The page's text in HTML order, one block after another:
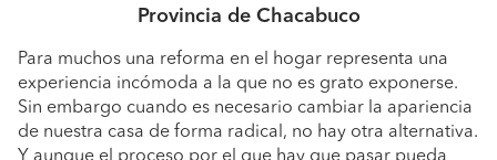
Provincia de Chacabuco
Para muchos una reforma en el hogar representa una
experiencia incómoda a la que no es grato exponerse.
Sin embargo cuando es necesario cambiar la apariencia
de nuestra casa de forma radical, no hay otra alternativa.